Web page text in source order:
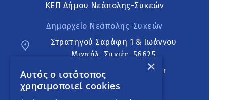
ΚΕΠ Δήμου Νεάπολης-Συκεών
Δημαρχείο Νεάπολης-Συκεών
Στρατηγού Σαράφη 1 & Ιωάννου
Μιχαήλ, Συκιές, 56625
neapoli.sykies@ddt.gov.gr
Ακολουθήστε
×
Αυτός ο ιστότοπος
χρησιμοποιεί cookies